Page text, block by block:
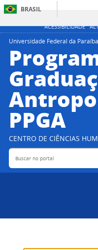
ACESSIBILIDADE
BRASIL
Universidade Federal da
PPGA
CENTRO DE CIÊNCIAS
Buscar no portal